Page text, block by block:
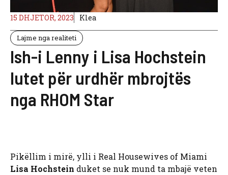
15 DHJETOR, 2023 Klea
Lajme nga realiteti
Ish-i Lenny i Lisa Hochstein
lutet për urdhër mbrojtës
nga RHOM Star
Pikëllim i mirë, ylli i Real Housewives of Miami
Lisa Hochstein duket se nuk mund ta mbajë veten